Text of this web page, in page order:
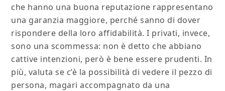
che hanno una buona reputazione rappresentano
una garanzia maggiore, perché sanno di dover
rispondere della loro affidabilità. I privati, invece,
sono una scommessa: non è detto che abbiano
cattive intenzioni, però è bene essere prudenti. In
più, valuta se c’è la possibilità di vedere il pezzo di
persona, magari accompagnato da una